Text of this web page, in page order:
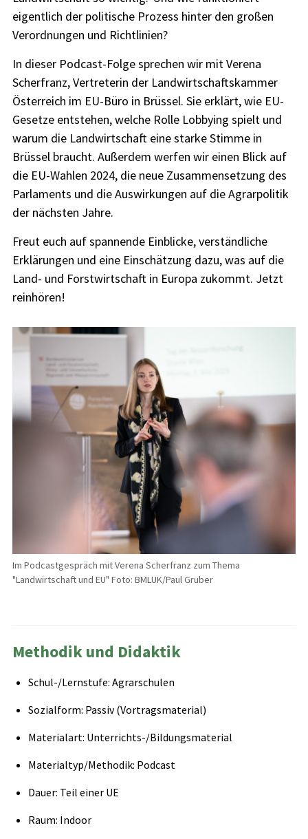
eigentlich der politische Prozess hinter den großen
Verordnungen und Richtlinien?
In dieser Podcast-Folge sprechen wir mit Verena
Scherfranz, Vertreterin der Landwirtschaftskammer
Österreich im EU-Büro in Brüssel. Sie erklärt, wie EU-
Gesetze entstehen, welche Rolle Lobbying spielt und
warum die Landwirtschaft eine starke Stimme in
Brüssel braucht. Außerdem werfen wir einen Blick auf
die EU-Wahlen 2024, die neue Zusammensetzung des
Parlaments und die Auswirkungen auf die Agrarpolitik
der nächsten Jahre.
Freut euch auf spannende Einblicke, verständliche
Erklärungen und eine Einschätzung dazu, was auf die
Land- und Forstwirtschaft in Europa zukommt. Jetzt
reinhören!
Im Podcastgespräch mit Verena Scherfranz zum Thema
"Landwirtschaft und EU" Foto: BMLUK/Paul Gruber
Methodik und Didaktik
Schul-/Lernstufe: Agrarschulen
Sozialform: Passiv (Vortragsmaterial)
Materialart: Unterrichts-/Bildungsmaterial
Materialtyp/Methodik: Podcast
Dauer: Teil einer UE
Raum: Indoor